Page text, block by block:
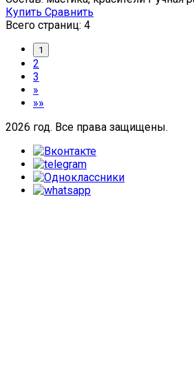
Купить Сравнить
Всего страниц: 4
1
2
3
»
»»
2026 год. Все права защищены.